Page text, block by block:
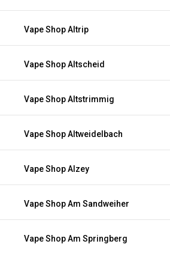
Vape Shop Altrip
Vape Shop Altscheid
Vape Shop Altstrimmig
Vape Shop Altweidelbach
Vape Shop Alzey
Vape Shop Am Sandweiher
Vape Shop Am Springberg